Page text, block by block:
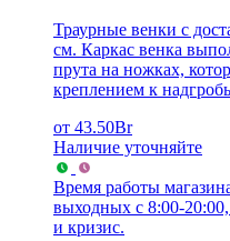
Траурные венки с
см. Каркас венка
прута на ножках,
креплением к
от 43.50Br
Наличие уточняйте
Время работы
выходных с 8:00-
и кризис.